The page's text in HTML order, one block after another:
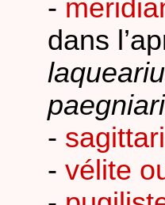
-
dans
-
- vélite